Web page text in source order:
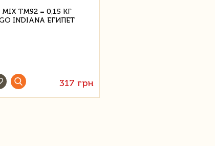
317 грн